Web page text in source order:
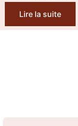
Lire la suite